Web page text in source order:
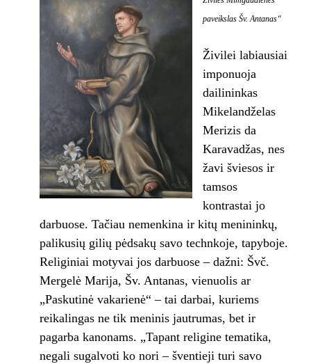
paveikslas Šv. Antanas“
Živilei labiausiai
imponuoja
dailininkas
Mikelandželas
Merizis da
Karavadžas, nes
žavi šviesos ir
tamsos
kontrastai jo
darbuose. Tačiau nemenkina ir kitų menininkų,
palikusių gilių pėdsakų savo technkoje, tapyboje.
Religiniai motyvai jos darbuose – dažni: Švč.
Mergelė Marija, Šv. Antanas, vienuolis ar
„Paskutinė vakarienė“ – tai darbai, kuriems
reikalingas ne tik meninis jautrumas, bet ir
pagarba kanonams. „Tapant religine tematika,
negali sugalvoti ko nori – šventieji turi savo